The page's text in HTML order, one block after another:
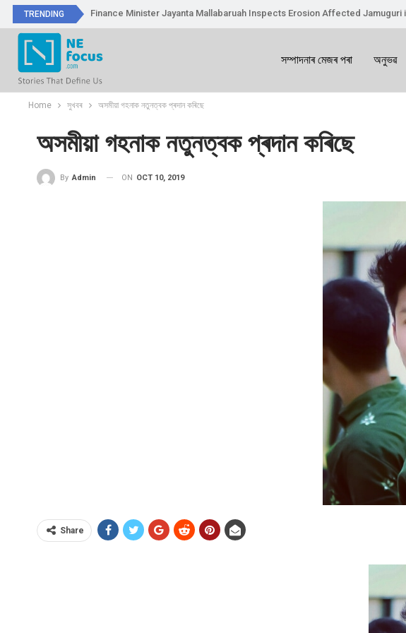
TRENDING Finance Minister Jayanta Mallabaruah Inspects Erosion Affected
সম্পাদনাৰ মেজৰ পৰা অনুভৱ
Home সুখবৰ অসমীয়া গহনাক নতুনত্বক প্ৰদান কৰিছে
অসমীয়া গহনাক নতুনত্বক প্ৰদান কৰিছে
By Admin ON OCT 10, 2019
Share